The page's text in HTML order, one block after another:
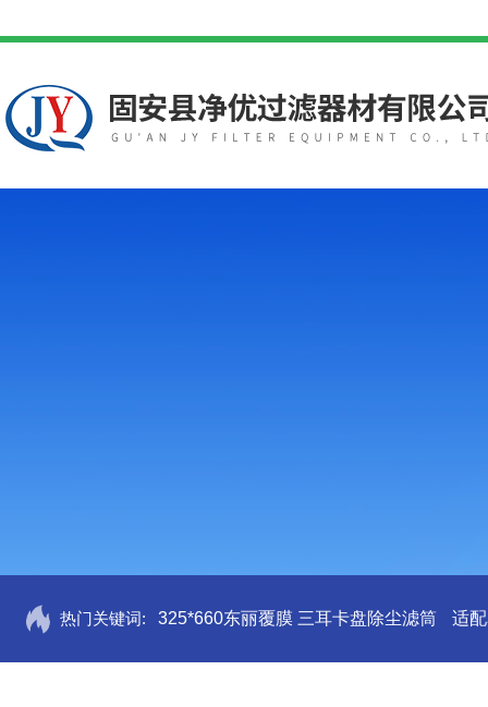
热门关键词: 325*660东丽覆膜 三耳卡盘除尘滤筒 适